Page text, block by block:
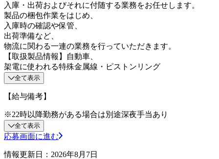
入庫・出荷およびそれに付随する業務をお任せします。
製品の梱包作業をはじめ、
入庫時の確認や保管、
出荷準備など、
物流に関わる一連の業務を行っていただきます。
【取扱製品情報】自動車、
架電に使われる特殊金属線・ピストンリング
全て表示
【給与備考】
※22時以降勤務がある場合は別途深夜手当あり
全て表示
応募画面に進む
情報更新日：2026年8月7日